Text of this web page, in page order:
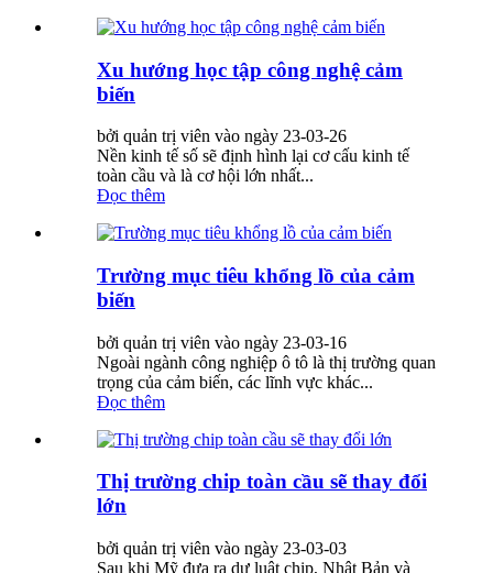
Xu hướng học tập công nghệ cảm
biến
bởi quản trị viên vào ngày 23-03-26
Nền kinh tế số sẽ định hình lại cơ cấu kinh tế
toàn cầu và là cơ hội lớn nhất...
Đọc thêm
Trường mục tiêu khổng lồ của cảm
biến
bởi quản trị viên vào ngày 23-03-16
Ngoài ngành công nghiệp ô tô là thị trường quan
trọng của cảm biến, các lĩnh vực khác...
Đọc thêm
Thị trường chip toàn cầu sẽ thay đổi
lớn
bởi quản trị viên vào ngày 23-03-03
Sau khi Mỹ đưa ra dự luật chip, Nhật Bản và